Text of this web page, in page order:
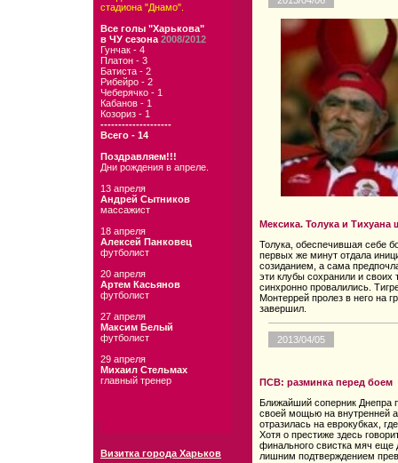
стадиона "Днамо".
Все голы "Харькова"
в ЧУ сезона 2008/2012
Гунчак - 4
Платон - 3
Батиста - 2
Рибейро - 2
Чеберячко - 1
Кабанов - 1
Козориз - 1
--------------------
Всего - 14
Поздравляем!!!
Дни рождения в апреле.
13 апреля
Андрей Сытников
массажист
18 апреля
Алексей Панковец
футболист
20 апреля
Артем Касьянов
футболист
27 апреля
Максим Белый
футболист
29 апреля
Михаил Стельмах
главный тренер
Визитка города Харьков
Мексика. Толука и
Толука, обеспечившая себе
первых же минут отдала
созиданием, а сама
эти клубы сохранили и
синхронно провалились.
Монтеррей пролез в него на
завершил.
2013/04/05
ПСВ: разминка перед боем
Ближайший соперник Днепра
своей мощью на внутренней
отразилась на еврокубках,
Хотя о престиже здесь
финального свистка мяч еще
лишним подтверждением